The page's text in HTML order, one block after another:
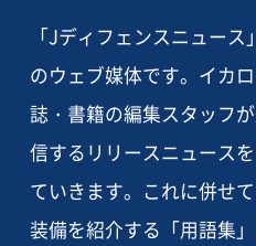
「Jディフェンスニュー
のウェブ媒体です。イカ
誌・書籍の編集スタッフ
信するリリースニュース
ていきます。これに併せ
装備を紹介する「用語集